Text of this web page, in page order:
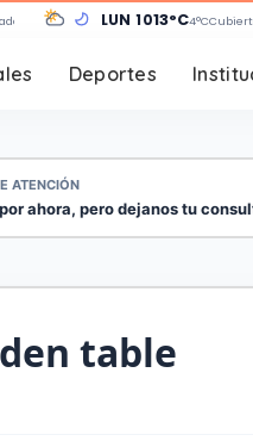
LUN 1013°C4°C
Deportes
ATENCIÓN
ahora, pero dejanos tu
table